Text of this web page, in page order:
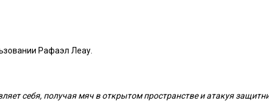
Рафаэл Леау
себя, получая мяч в открытом пространстве и атакуя